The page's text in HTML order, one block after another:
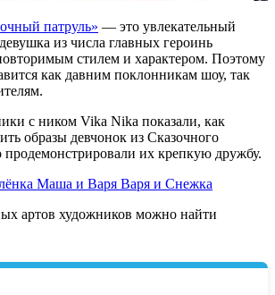
патруль» — это увлекательный
из числа главных героинь
стилем и характером. Поэтому
как давним поклонникам шоу, так
с ником Vika Nika показали, как
образы девчонок из Сказочного
продемонстрировали их крепкую дружбу.
Маша и Варя Варя и Снежка
артов художников можно найти